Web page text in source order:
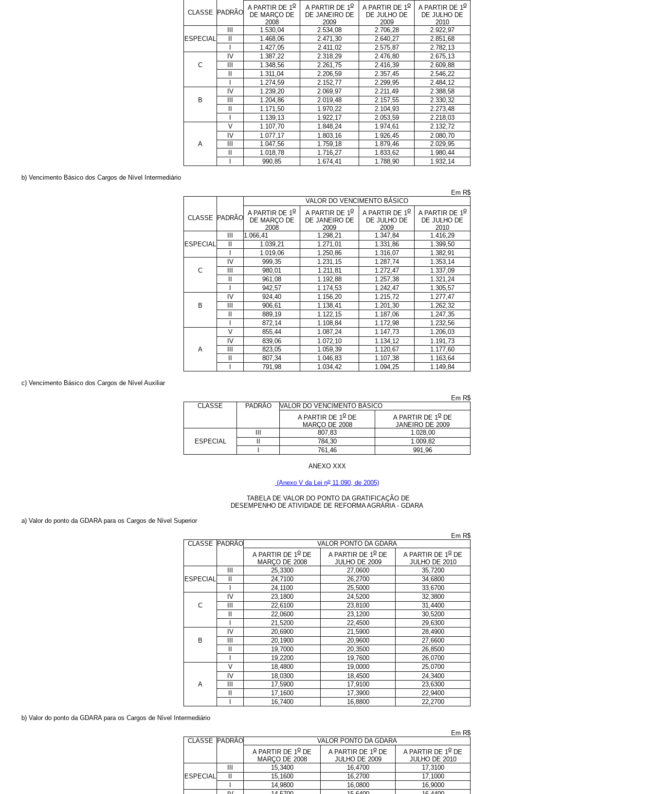
CLASSE PADRÃO
A PARTIR DE 1o
DE MARÇO DE
2008
A PARTIR DE 1o
DE JANEIRO DE
2009
A PARTIR DE 1o
DE JULHO DE
2009
A PARTIR DE 1o
DE JULHO DE
2010
1.530,04 2.534,08 2.706,28
2.922,97
ESPECIAL
1.468,06 2.471,30 2.640,27
2.851,68
1.427,05 2.411,02 2.575,87
2.782,13
IV
1.387,22 2.318,29 2.476,80
2.675,13
C
1.348,56 2.261,75 2.416,39
2.609,88
1.311,04 2.206,59 2.357,45
2.546,22
1.274,59 2.152,77 2.299,95
2.484,12
IV
1.239,20 2.069,97 2.211,49
2.388,58
B
1.204,86 2.019,48 2.157,55
2.330,32
1.171,50 1.970,22 2.104,93
2.273,48
1.139,13 1.922,17 2.053,59
2.218,03
V
1.107,70 1.848,24 1.974,61
2.132,72
IV
1.077,17 1.803,16 1.926,45
2.080,70
A
1.047,56 1.759,18 1.879,46
2.029,95
1.018,78 1.716,27 1.833,62
1.980,44
990,85 1.674,41 1.788,90 1.932,14
b) Vencimento Básico dos Cargos de Nível Intermediário
Em R$
VALOR DO VENCIMENTO BÁSICO
CLASSE PADRÃO
A PARTIR DE 1o
DE MARÇO DE
2008
A PARTIR DE 1o
DE JANEIRO DE
2009
A PARTIR DE 1o
DE JULHO DE
2009
A PARTIR DE 1o
DE JULHO DE
2010
1.066,41 1.298,21 1.347,84
1.416,29
ESPECIAL
1.039,21 1.271,01 1.331,86
1.399,50
1.019,06 1.250,86 1.316,07
1.382,91
IV
999,35 1.231,15 1.287,74
1.353,14
C
980,01 1.211,81 1.272,47
1.337,09
961,08 1.192,88 1.257,38
1.321,24
942,57 1.174,53 1.242,47
1.305,57
IV
924,40 1.156,20 1.215,72
1.277,47
B
906,61 1.138,41 1.201,30
1.262,32
889,19 1.122,15 1.187,06
1.247,35
872,14 1.108,84 1.172,98
1.232,56
V
855,44 1.087,24 1.147,73
1.206,03
IV
839,06 1.072,10 1.134,12
1.191,73
A
823,05 1.059,39 1.120,67
1.177,60
807,34 1.046,83 1.107,38
1.163,64
791,98 1.034,42 1.094,25 1.149,84
c) Vencimento Básico dos Cargos de Nível Auxiliar
Em R$
CLASSE
PADRÃO
VALOR DO VENCIMENTO BÁSICO
A PARTIR DE 1o DE
MARÇO DE 2008
A PARTIR DE 1o DE
JANEIRO DE 2009
807,83
1.028,00
ESPECIAL
784,30
1.009,82
761,46 991,96
ANEXO XXX
(Anexo V da Lei no 11.090, de 2005)
TABELA DE VALOR DO PONTO DA GRATIFICAÇÃO DE
DESEMPENHO DE ATIVIDADE DE REFORMA AGRÁRIA - GDARA
a) Valor do ponto da GDARA para os Cargos de Nível Superior
Em R$
CLASSE
PADRÃO
VALOR PONTO DA GDARA
A PARTIR DE 1 o DE
MARÇO DE 2008
A PARTIR DE 1 o DE
JULHO DE 2009
A PARTIR DE 1 o DE
JULHO DE 2010
III
25,3300 27,0600
35,7200
ESPECIAL
II 24,7100 26,2700
34,6800
I
24,1100 25,5000
33,6700
IV
23,1800 24,5200
32,3800
C
III 22,6100 23,8100
31,4400
II
22,0600 23,1200
30,5200
I
21,5200 22,4500
29,6300
IV
20,6900 21,5900
28,4900
B
III 20,1900 20,9600
27,6600
II
19,7000 20,3500
26,8500
I
19,2200 19,7600
26,0700
V
18,4800 19,0000
25,0700
IV
18,0300 18,4500
24,3400
A
III 17,5900 17,9100
23,6300
II
17,1600 17,3900
22,9400
I
16,7400 16,8800 22,2700
b) Valor do ponto da GDARA para os Cargos de Nível Intermediário
Em R$
CLASSE
PADRÃO
VALOR PONTO DA GDARA
A PARTIR DE 1 o DE
MARÇO DE 2008
A PARTIR DE 1 o DE
JULHO DE 2009
A PARTIR DE 1 o DE
JULHO DE 2010
III
15,3400 16,4700
17,3100
ESPECIAL
II 15,1600 16,2700
17,1000
I
14,9800 16,0800
16,9000